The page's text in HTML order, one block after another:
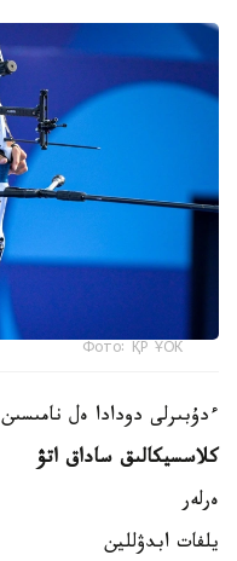
Фото: ҚР ҰОК
ءدۇبىرلى دودادا ەل نامىسىن 12 سپورتشى قورعايدى.
كلاسسيكالىق ساداق اتۋ
ەرلەر
يلفات ابدۋللين